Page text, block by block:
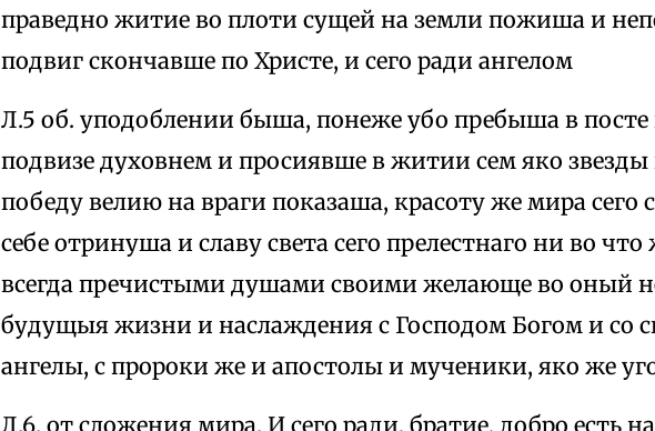
праведно житие во плоти сущей на земли пожиша и
подвиг скончавше по Христе, и сего ради ангелом
Л.5 об. уподоблении быша, понеже убо пребыша в посте
подвизе духовнем и просиявше в житии сем яко
победу велию на враги показаша, красоту же мира сего
себе отринуша и славу света сего прелестнаго ни во
всегда пречистыми душами своими желающе во оный
будущыя жизни и наслаждения с Господом Богом и со
ангелы, с пророки же и апостолы и мученики, яко же
Л.6. от сложения мира. И сего ради, братие, добро есть